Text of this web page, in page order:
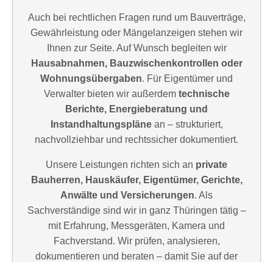
Auch bei rechtlichen Fragen rund um Bauverträge,
Gewährleistung oder Mängelanzeigen stehen wir
Ihnen zur Seite. Auf Wunsch begleiten wir
Hausabnahmen, Bauzwischenkontrollen oder
Wohnungsübergaben. Für Eigentümer und
Verwalter bieten wir außerdem technische
Berichte, Energieberatung und
Instandhaltungsplänean – strukturiert,
nachvollziehbar und rechtssicher dokumentiert.
Unsere Leistungen richten sich an private
Bauherren, Hauskäufer, Eigentümer, Gerichte,
Anwälte und Versicherungen. Als
Sachverständige sind wir in ganz Thüringen tätig –
mit Erfahrung, Messgeräten, Kamera und
Fachverstand. Wir prüfen, analysieren,
dokumentieren und beraten – damit Sie auf der